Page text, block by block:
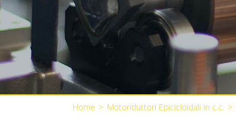
Home > Motoriduttori Epicicloidali in c.c. >